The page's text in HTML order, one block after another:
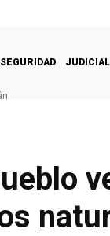
SEGURIDAD